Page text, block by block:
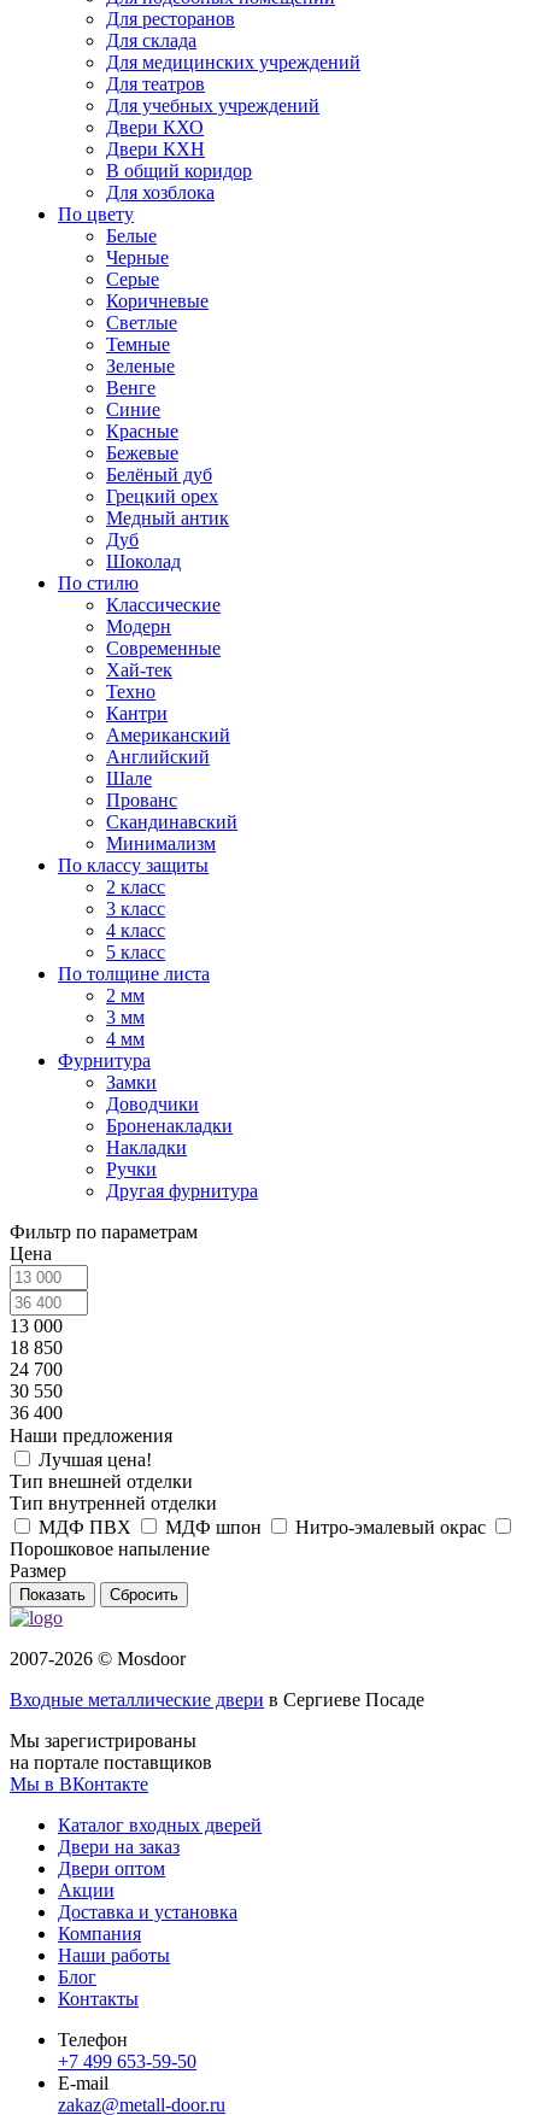
Для ресторанов
Для склада
Для медицинских учреждений
Для театров
Для учебных учреждений
Двери КХО
Двери КХН
В общий коридор
Для хозблока
По цвету
Белые
Черные
Серые
Коричневые
Светлые
Темные
Зеленые
Венге
Синие
Красные
Бежевые
Белёный дуб
Грецкий орех
Медный антик
Дуб
Шоколад
По стилю
Классические
Модерн
Современные
Хай-тек
Техно
Кантри
Американский
Английский
Шале
Прованс
Скандинавский
Минимализм
По классу защиты
2 класс
3 класс
4 класс
5 класс
По толщине листа
2 мм
3 мм
4 мм
Фурнитура
Замки
Доводчики
Броненакладки
Накладки
Ручки
Другая фурнитура
Фильтр по параметрам
Цена
13 000
18 850
24 700
30 550
36 400
Наши предложения
Лучшая цена!
Тип внешней отделки
Тип внутренней отделки
МДФ ПВХ
МДФ шпон
Нитро-эмалевый окрас
Порошковое напыление
Размер
Сбросить
2007-2026 © Mosdoor
Входные металлические двери в Сергиеве Посаде
Мы зарегистрированы
на портале поставщиков
Мы в ВКонтакте
Каталог входных дверей
Двери на заказ
Двери оптом
Акции
Доставка и установка
Компания
Наши работы
Блог
Контакты
Телефон
+7 499 653-59-50
E-mail
zakaz@metall-door.ru